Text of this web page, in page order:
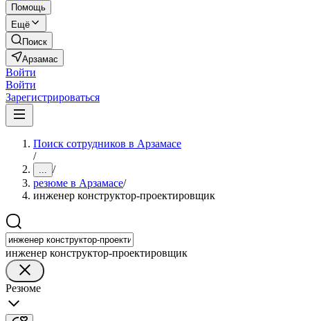
Помощь
Ещё
Поиск
Арзамас
Войти
Войти
Зарегистрироваться
Поиск сотрудников в Арзамасе
/
... /
резюме в Арзамасе/
инженер конструктор-проектировщик
инженер конструктор-проектировщик
Резюме